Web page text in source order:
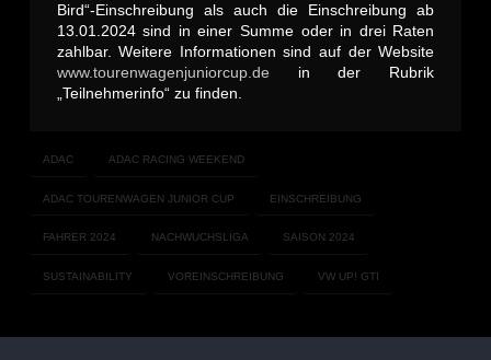
Bird“-Einschreibung als auch die Einschreibung ab
13.01.2024 sind in einer Summe oder in drei Raten
zahlbar. Weitere Informationen sind auf der Website
www.tourenwagenjuniorcup.de in der Rubrik
„Teilnehmerinfo“ zu finden.
ADAC ADAC RACING WEEKEND
ADAC TOURENWAGEN JUNIOR CUP EINSCHREIBUNG
FAHRER 2024 NACHWUCHSLIGA SAISON 2024
SUSTAINABILITY VOREINSCHREIBUNG VW UP! GTI